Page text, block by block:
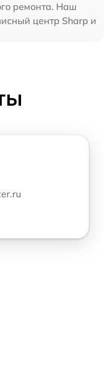
ремонта. Наш
центр Sharp и